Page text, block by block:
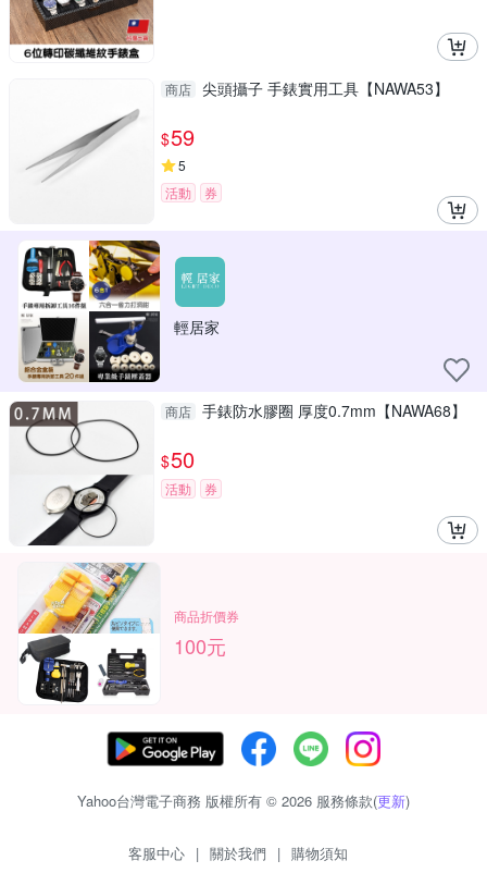
商店 尖頭攝子 手錶實用工具【NAWA53】
$59
5
活動
券
輕居家
商店 手錶防水膠圈 厚度0.7mm【NAWA68】
$50
活動 券
商品折價券
100元
Yahoo台灣電子商務 版權所有 © 2026 服務條款(更新)
客服中心 | 關於我們 | 購物須知